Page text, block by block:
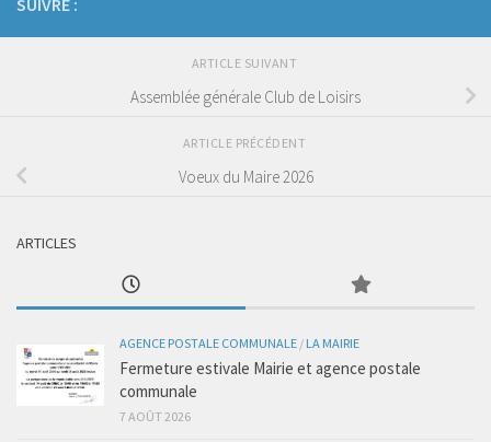
SUIVRE :
ARTICLE SUIVANT
Assemblée générale Club de Loisirs
ARTICLE PRÉCÉDENT
Voeux du Maire 2026
ARTICLES
AGENCE POSTALE COMMUNALE / LA MAIRIE
Fermeture estivale Mairie et agence postale
communale
7 AOÛT 2026